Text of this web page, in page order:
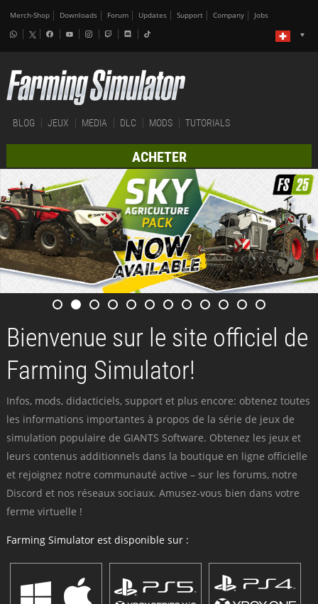
Merch-Shop Downloads Forum Updates Support Company Jobs
BLOG JEUX MEDIA DLC MODS TUTORIALS
ACHETER
Bienvenue sur le site officiel de
Farming Simulator!
Infos, mods, didacticiels, support et plus encore: obtenez toutes
les informations importantes à propos de la série de jeux de
simulation populaire de GIANTS Software. Obtenez les jeux et
leurs contenus additionnels dans la boutique en ligne officielle
et rejoignez notre communauté active – sur les forums, notre
Discord et nos réseaux sociaux. Amusez-vous bien dans votre
ferme virtuelle !
Farming Simulator est disponible sur :